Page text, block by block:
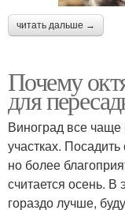
читать дальше →
Почему
для
Виноград все
участках.
но более
считается осень.
гораздо лучше,